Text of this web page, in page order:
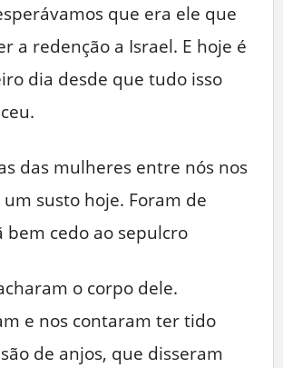
que era ele que
a redenção a Israel. E hoje é
dia desde que tudo isso
das mulheres entre nós nos
susto hoje. Foram de
bem cedo ao sepulcro
o corpo dele.
e nos contaram ter tido
de anjos, que disseram